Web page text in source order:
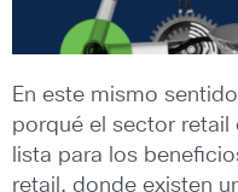
En este mismo
porqué el sector retail
lista para los
retail, donde existen